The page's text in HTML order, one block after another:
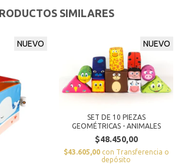
SIMILARES
NUEVO NUEVO
SET DE 10 PIEZAS
GEOMÉTRICAS - ANIMALES
$48.450,00
$43.605,00 con Transferencia o
depósito